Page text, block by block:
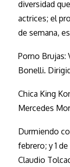
diversidad
actrices; el
de semana,
Porno Brujas:
Bonelli.
Chica King
Mercedes
Durmiendo
febrero; y 1
Claudio